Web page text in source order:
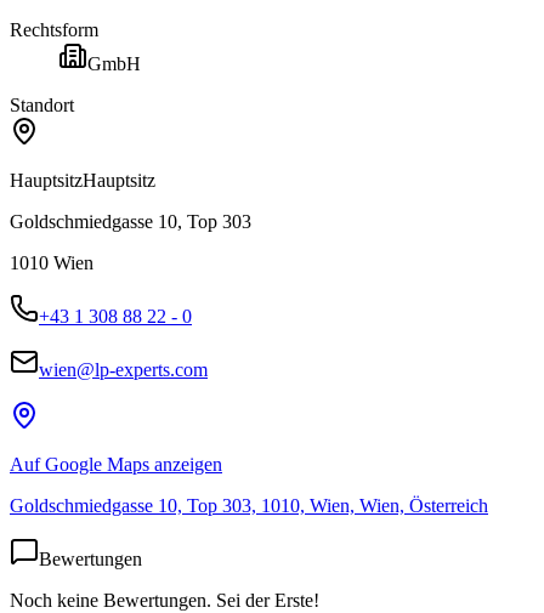
Rechtsform
GmbH
Standort
HauptsitzHauptsitz
Goldschmiedgasse 10, Top 303
1010 Wien
+43 1 308 88 22 - 0
wien@lp-experts.com
Auf Google Maps anzeigen
Goldschmiedgasse 10, Top 303, 1010, Wien, Wien, Österreich
Bewertungen
Noch keine Bewertungen. Sei der Erste!